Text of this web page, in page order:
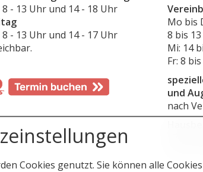
- 13 Uhr und 14 - 18 Uhr
- 13 Uhr und 14 - 17 Uhr
Mo bis
8 bis
Mi: 14
Fr: 8
und
nach
für
Cookies genutzt. Sie können alle Cookies